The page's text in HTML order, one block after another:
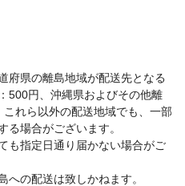
府県の離島地域が配送先となる
500円、沖縄県およびその他離
れら以外の配送地域でも、一部
る場合がございます。
も指定日通り届かない場合がご
への配送は致しかねます。